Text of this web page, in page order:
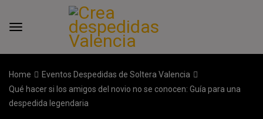
Home
Eventos Despedidas de Soltera Valencia
Qué hacer si los amigos del novio no se conocen: Guía para una
despedida legendaria